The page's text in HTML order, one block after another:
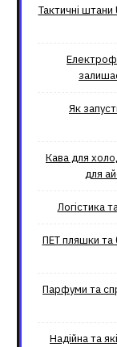
Тактичні штани
Як
Кава для
для
Логістика
ПЕТ пляшки та
Парфуми та
Надійна та